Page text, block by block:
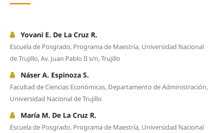
Yovani E. De La Cruz R.
Escuela de Posgrado, Programa de Maestría, Universidad Nacional
de Trujillo, Av. Juan Pablo II s/n, Trujillo
Náser A. Espinoza S.
Facultad de Ciencias Económicas, Departamento de Administración,
Universidad Nacional de Trujillo
María M. De La Cruz R.
Escuela de Posgrado, Programa de Maestría, Universidad Nacional